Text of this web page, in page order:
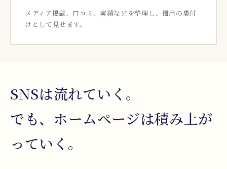
メディア掲載、口コミ、実績などを整理し、信用の裏付
けとして見せます。
SNSは流れていく。
でも、ホームページは積み上が
っていく。